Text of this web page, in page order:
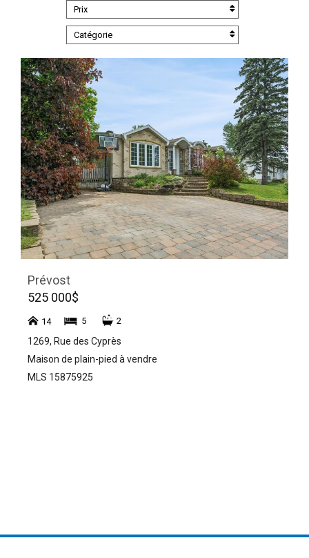
Prix
Catégorie
Prévost
525 000$
14 5 2
1269, Rue des Cyprès
Maison de plain-pied à vendre
MLS 15875925